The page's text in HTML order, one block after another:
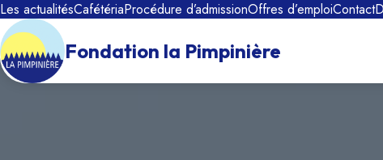
Les actualitésCafétériaProcédure d’admissionOffres d’emploiContact
Fondation la Pimpinière